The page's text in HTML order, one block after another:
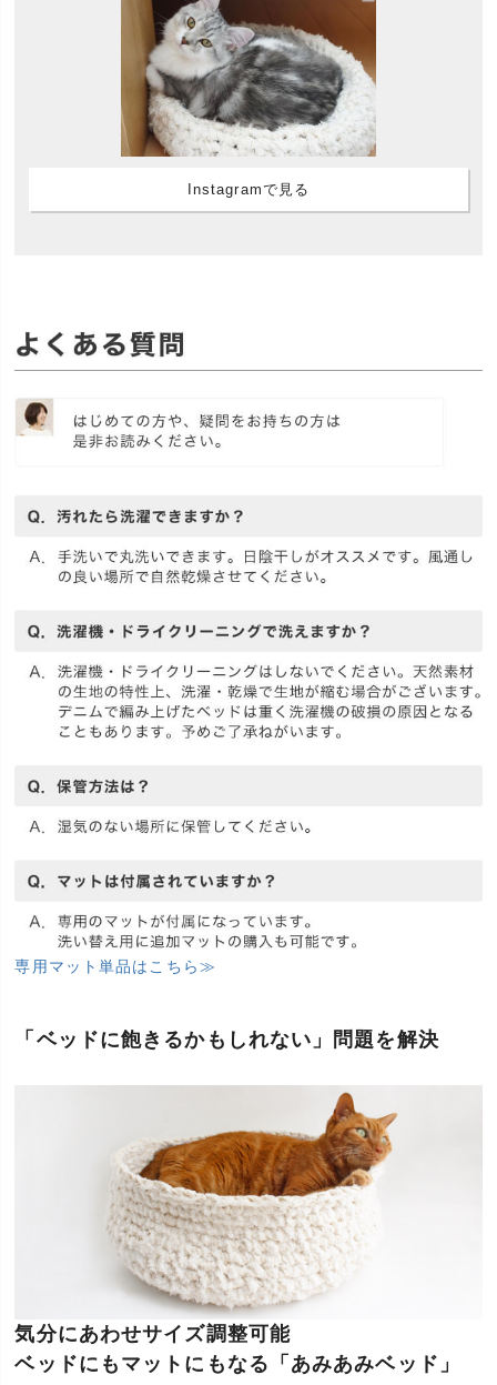
Instagramで見る
専用マット単品はこちら≫
「ベッドに飽きるかもしれない」問題を解決
気分にあわせサイズ調整可能
ベッドにもマットにもなる「あみあみベッド」